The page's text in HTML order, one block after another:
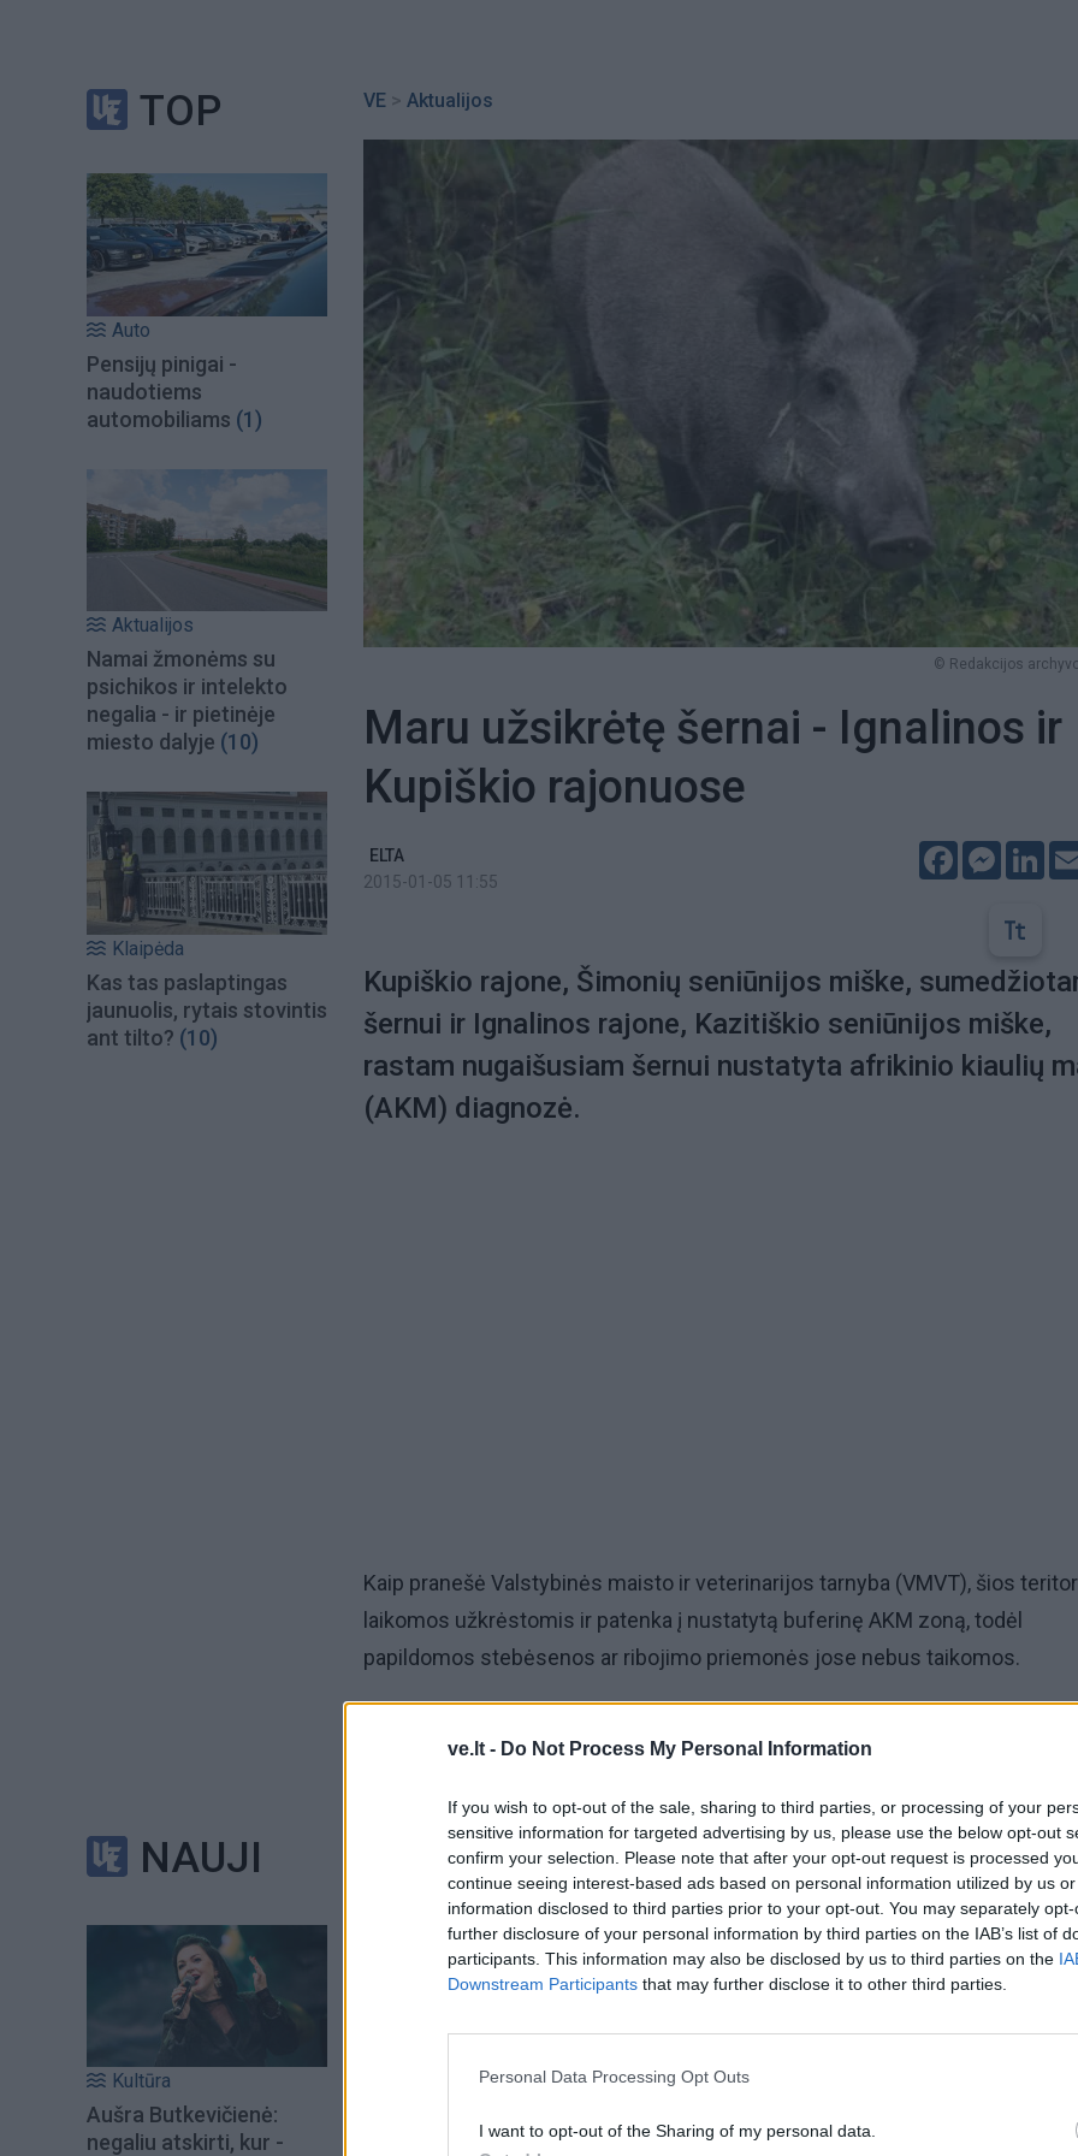
ve.lt - Do Not Process My Personal Information
If you wish to opt-out of the sale, sharing to third parties, or processing of your
sensitive information for targeted advertising by us, please use the below opt-out
confirm your selection. Please note that after your opt-out request is processed
continue seeing interest-based ads based on personal information utilized by us
information disclosed to third parties prior to your opt-out. You may separately
further disclosure of your personal information by third parties on the IAB’s list of
participants. This information may also be disclosed by us to third parties on the
Downstream Participants that may further disclose it to other third parties.
Personal Data Processing Opt Outs
I want to opt-out of the Sharing of my personal data.
TOP
Auto
Pensijų pinigai -
naudotiems
automobiliams (1)
Aktualijos
Namai žmonėms su
psichikos ir intelekto
negalia - ir pietinėje
miesto dalyje (10)
Klaipėda
Kas tas paslaptingas
jaunuolis, rytais stovintis
ant tilto? (10)
NAUJI
Kultūra
Aušra Butkevičienė:
negaliu atskirti, kur -
VE > Aktualijos
© Redakcijos
Maru užsikrėtę šernai - Ignalinos ir
Kupiškio rajonuose
ELTA
2015-01-05 11:55
Facebook
Kupiškio rajone, Šimonių seniūnijos miške,
šernui ir Ignalinos rajone, Kazitiškio seniūnijos miške,
rastam nugaišusiam šernui nustatyta afrikinio kiaulių
(AKM) diagnozė.
Kaip pranešė Valstybinės maisto ir veterinarijos tarnyba (VMVT), šios
laikomos užkrėstomis ir patenka į nustatytą buferinę AKM zoną, todėl
papildomos stebėsenos ar ribojimo priemonės jose nebus taikomos.
Sąjungos valstybių narių ir kaimyninių šalių atsakingos veterinarijos
VMVT primena, kad radus nugaišusį laukinį gyvūną arba kilus įtarimui, jog
laikomos kiaulės serga, taip pat padidėjus jų gaišimui, būtina nedelsiant
informuoti teritorinį VMVT padalinį.
Rastas laukinis gyvūnas neturi būti judinamas, kol jo neapžiūrės